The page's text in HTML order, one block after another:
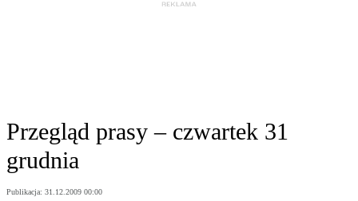
Przegląd prasy – czwartek 31
grudnia
Publikacja: 31.12.2009 00:00